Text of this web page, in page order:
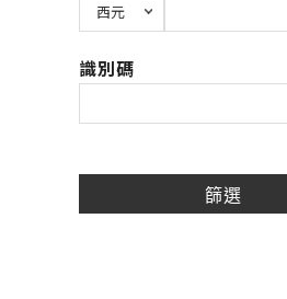
識別碼